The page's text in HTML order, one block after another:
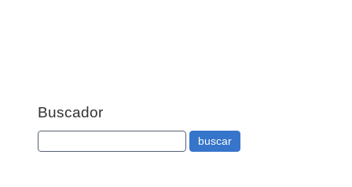
Buscador